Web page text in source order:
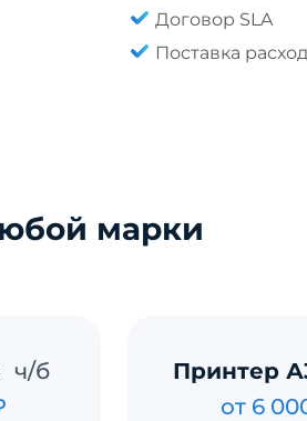
Договор SLA
Поставка
марки
ч/б
Принтер
от 6